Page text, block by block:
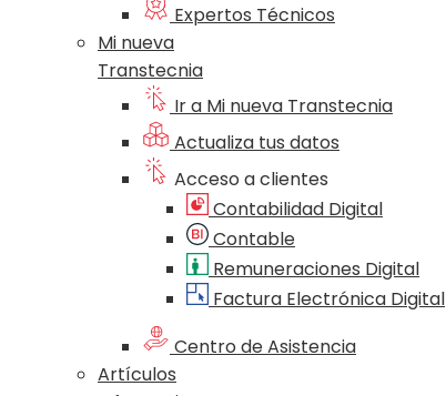
Expertos Técnicos
Mi nueva
Transtecnia
Ir a Mi nueva Transtecnia
Actualiza tus datos
Acceso a clientes
Contabilidad Digital
Contable
Remuneraciones Digital
Factura Electrónica Digital
Centro de Asistencia
Artículos